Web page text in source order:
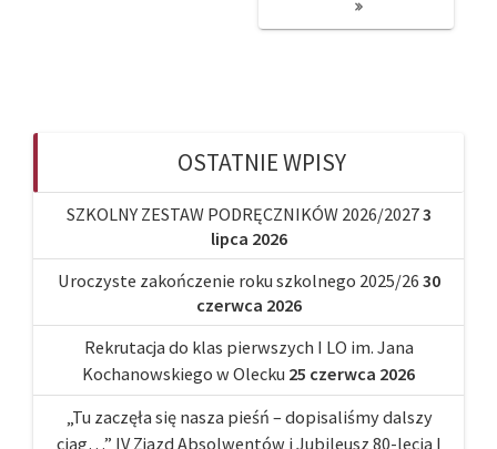
OSTATNIE WPISY
SZKOLNY ZESTAW PODRĘCZNIKÓW 2026/20273
lipca 2026
Uroczyste zakończenie roku szkolnego 2025/26 30
czerwca 2026
Rekrutacja do klas pierwszych I LO im. Jana
Kochanowskiego w Olecku 25 czerwca 2026
„Tu zaczęła się nasza pieśń – dopisaliśmy dalszy
ciąg…” IV Zjazd Absolwentów i Jubileusz 80-lecia I